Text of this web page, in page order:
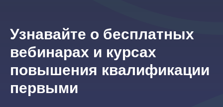
Узнавайте о бесплатных
вебинарах и курсах
повышения квалификации
первыми